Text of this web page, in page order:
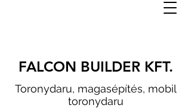
FALCON BUILDER KFT.
Toronydaru, magasépítés, mobil
toronydaru